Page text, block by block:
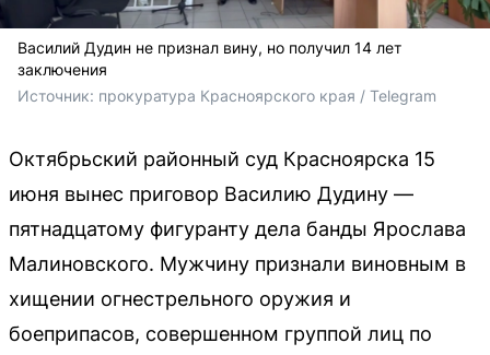
Василий Дудин не признал вину, но получил 14 лет
заключения
Источник: прокуратура Красноярского края / Telegram
Октябрьский районный суд Красноярска 15
июня вынес приговор Василию Дудину —
пятнадцатому фигуранту дела банды Ярослава
Малиновского. Мужчину признали виновным в
хищении огнестрельного оружия и
боеприпасов, совершенном группой лиц по